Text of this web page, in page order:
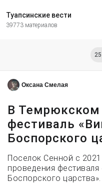
Туапсинские вести
39773 материалов
Оксана Смелая
В Темрюкском
фестиваль
Боспорского
Поселок Сенной с
проведения
Боспорского царства».